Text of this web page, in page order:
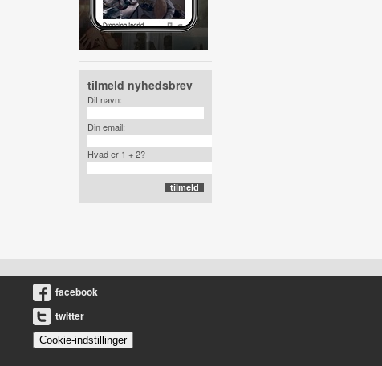
tilmeld nyhedsbrev
Dit navn:
Din email:
Hvad er 1 + 2?
facebook
twitter
Cookie-indstillinger